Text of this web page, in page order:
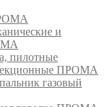
и
пилотные
ПРОМА
газовый